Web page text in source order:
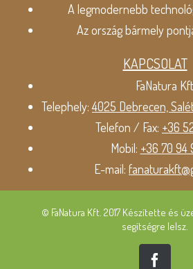
A legmodernebb
Az ország bármely
KAPCSOLAT
FaNatura
Telephely:4025 Debrecen,
Telefon / Fax: +36
Mobil: +36 70 94
E-mail:
© FaNatura Kft. 2017 Készítette és
segítségre lelsz.